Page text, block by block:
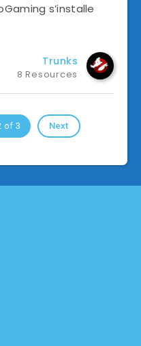
s’installe
Trunks
8 Resources
of 3 Next